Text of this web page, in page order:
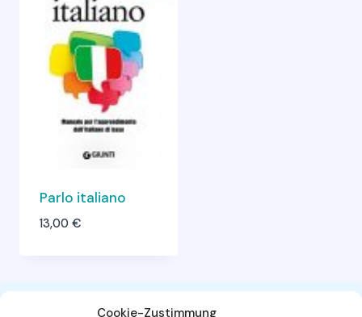
Cookie-Zustimmung
Parlo italiano
13,00 €